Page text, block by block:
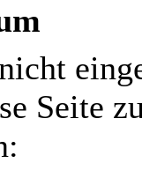
Seite